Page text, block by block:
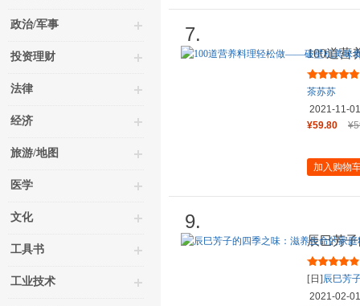
政治/军事
投资理财
法律
经济
旅游/地图
医学
文化
工具书
工业技术
7.
100道营
茶苏苏
2021-11-01
¥59.80
加入购物
9.
辰巳芳
理
[日]辰巳芳
2021-02-01